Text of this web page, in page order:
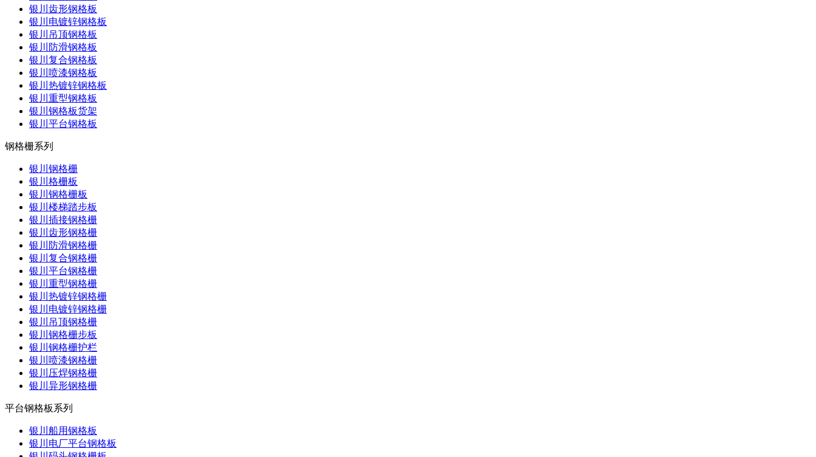
银川齿形钢格板
银川电镀锌钢格板
银川吊顶钢格板
银川防滑钢格板
银川复合钢格板
银川喷漆钢格板
银川热镀锌钢格板
银川重型钢格板
银川钢格板货架
银川平台钢格板
钢格栅系列
银川钢格栅
银川格栅板
银川钢格栅板
银川楼梯踏步板
银川插接钢格栅
银川齿形钢格栅
银川防滑钢格栅
银川复合钢格栅
银川平台钢格栅
银川重型钢格栅
银川热镀锌钢格栅
银川电镀锌钢格栅
银川吊顶钢格栅
银川钢格栅步板
银川钢格栅护栏
银川喷漆钢格栅
银川压焊钢格栅
银川异形钢格栅
平台钢格板系列
银川船用钢格板
银川电厂平台钢格板